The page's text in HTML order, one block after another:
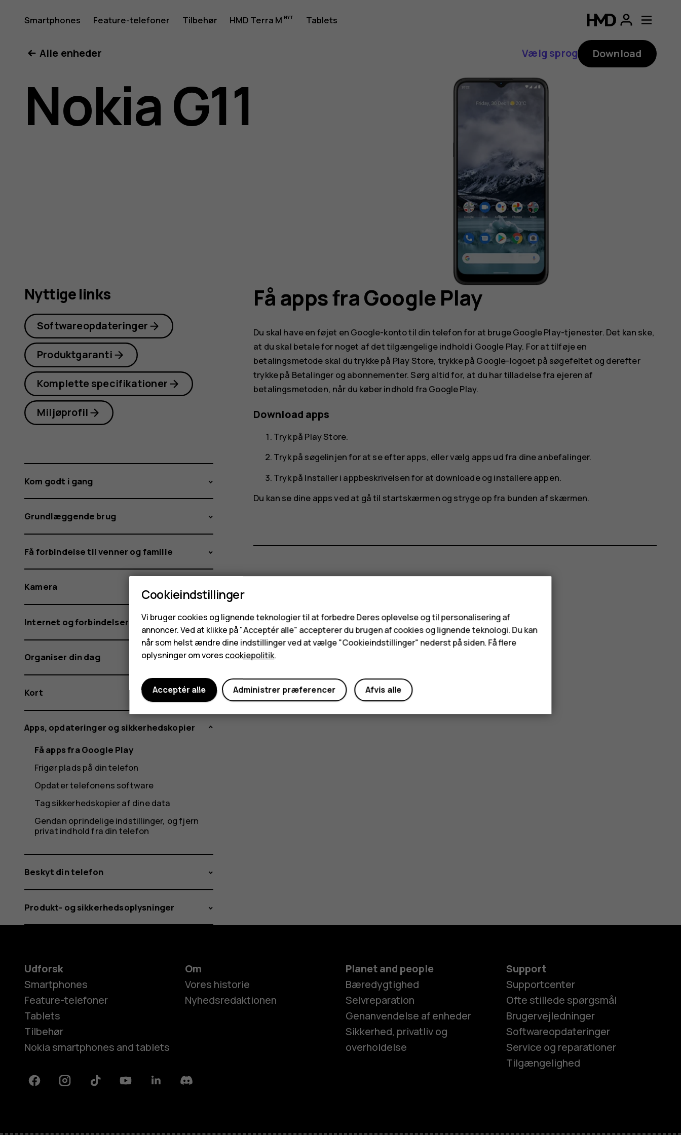
Brugervejledning
til
Nokia
Smartphones Feature-telefoner Tilbehør HMD Terra M Tablets
Alle enheder
Vælg sprog Download
Nokia G11
Få apps fra Google Play
Du skal have en føjet en Google-konto til din telefon for at bruge Google Play-tjenester. Det kan ske,
at du skal betale for noget af det tilgængelige indhold i Google Play. For at tilføje en
betalingsmetode skal du trykke på Play Store, trykke på Google-logoet på søgefeltet og derefter
trykke på Betalinger og abonnementer. Sørg altid for, at du har tilladelse fra ejeren af
betalingsmetoden, når du køber indhold fra Google Play.
Download apps
Tryk på Play Store.
Tryk på søgelinjen for at se efter apps, eller vælg apps ud fra dine anbefalinger.
Tryk på Installeri appbeskrivelsen for at downloade og installere appen.
Du kan se dine apps ved at gå til startskærmen og stryge op fra bunden af skærmen.
Ja Nej
Nyttige links
Softwareopdateringer
Produktgaranti
Komplette specifikationer
Miljøprofil
Kom godt i gang
Grundlæggende brug
Få forbindelse til venner og familie
Kamera
Internet og forbindelser
Organiser din dag
Kort
Apps, opdateringer og sikkerhedskopier
Få apps fra Google Play
Frigør plads på din telefon
Opdater telefonens software
Tag sikkerhedskopier af dine data
Gendan oprindelige indstillinger, og fjern
privat indhold fra din telefon
Beskyt din telefon
Produkt- og sikkerhedsoplysninger
Udforsk
Smartphones
Feature-telefoner
Tablets
Tilbehør
Nokia smartphones and tablets
Om
Vores historie
Nyhedsredaktionen
Planet and people
Bæredygtighed
Selvreparation
Genanvendelse af enheder
Sikkerhed, privatliv og
overholdelse
Support
Supportcenter
Ofte stillede spørgsmål
Brugervejledninger
Softwareopdateringer
Service og reparationer
Tilgængelighed
FacebookInstagramTiktok YoutubeLinkedinDiscord
Cookieindstillinger
Vi bruger cookies og lignende teknologier til at forbedre Deres oplevelse og til personalisering af
annoncer. Ved at klikke på "Acceptér alle" accepterer du brugen af cookies og lignende teknologi. Du kan
når som helst ændre dine indstillinger ved at vælge "Cookieindstillinger" nederst på siden. Få flere
oplysninger om vores cookiepolitik.
Afvis alle
Administrer præferencer
Acceptér alle